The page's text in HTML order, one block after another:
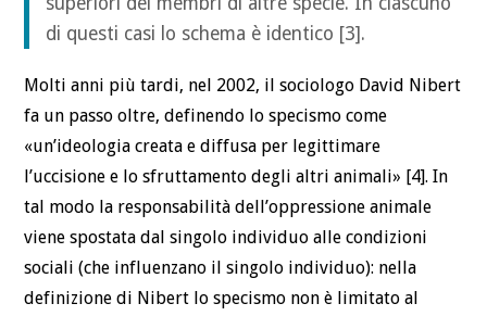
di questi casi lo schema è identico [3].
Molti anni più tardi, nel 2002, il sociologo David Nibert
fa un passo oltre, definendo lo specismo come
«un’ideologia creata e diffusa per legittimare
l’uccisione e lo sfruttamento degli altri animali» [4]. In
tal modo la responsabilità dell’oppressione animale
viene spostata dal singolo individuo alle condizioni
sociali (che influenzano il singolo individuo): nella
definizione di Nibert lo specismo non è limitato al